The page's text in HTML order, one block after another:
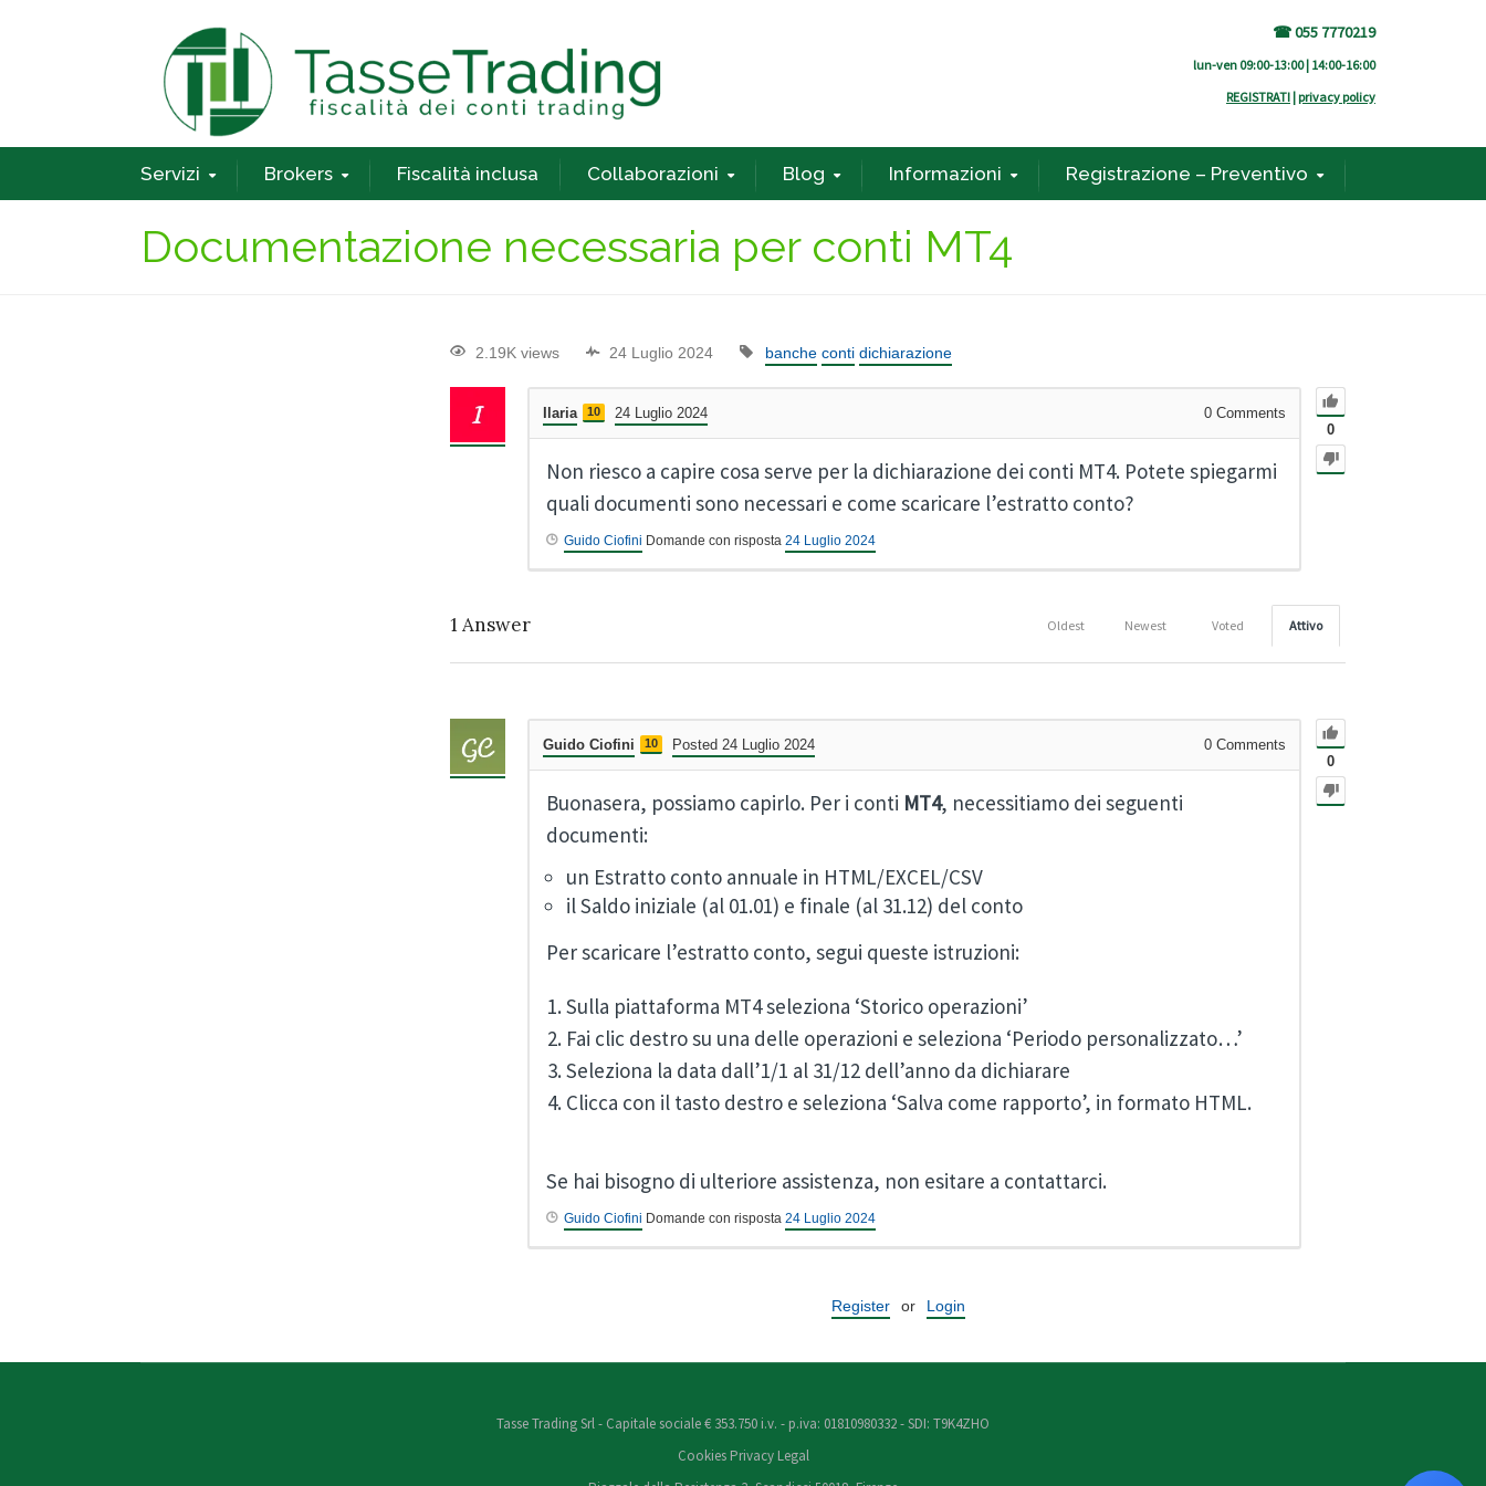
☎ 055 7770219
lun-ven 09:00-13:00 | 14:00-16:00
REGISTRATI | privacy policy
Servizi Brokers Fiscalità inclusa Collaborazioni Blog Informazioni Registrazione – Preventivo
Documentazione necessaria per conti MT4
2.19K views 24 Luglio 2024 banche conti dichiarazione
0
Ilaria 10 24 Luglio 2024 0 Comments
Non riesco a capire cosa serve per la dichiarazione dei conti MT4. Potete spiegarmi
quali documenti sono necessari e come scaricare l’estratto conto?
Guido Ciofini Domande con risposta 24 Luglio 2024
1 Answer Attivo
Voted
Newest
Oldest
0
Guido Ciofini 10 Posted 24 Luglio 2024 0 Comments
Buonasera, possiamo capirlo. Per i conti MT4, necessitiamo dei seguenti
documenti:
un Estratto conto annuale in HTML/EXCEL/CSV
il Saldo iniziale (al 01.01) e finale (al 31.12) del conto
Per scaricare l’estratto conto, segui queste istruzioni:
Sulla piattaforma MT4 seleziona ‘Storico operazioni’
Fai clic destro su una delle operazioni e seleziona ‘Periodo personalizzato…’
Seleziona la data dall’1/1 al 31/12 dell’anno da dichiarare
Clicca con il tasto destro e seleziona ‘Salva come rapporto’, in formato HTML.
Se hai bisogno di ulteriore assistenza, non esitare a contattarci.
Guido Ciofini Domande con risposta 24 Luglio 2024
Register or Login
Tasse Trading Srl - Capitale sociale € 353.750 i.v. - p.iva: 01810980332 - SDI: T9K4ZHO
Cookies Privacy Legal